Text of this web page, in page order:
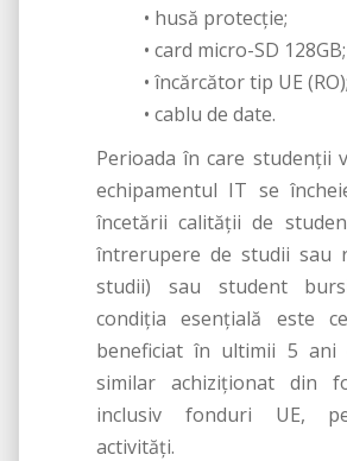
• husă protecție;
• card micro-SD 128GB;
• încărcător tip UE (RO);
• cablu de date.
Perioada în care studenții
echipamentul IT se
încetării calității de
întrerupere de studii sau
studii) sau student
condiția esențială este
beneficiat în ultimii 5 ani
similar achiziționat din
inclusiv fonduri UE,
activități.